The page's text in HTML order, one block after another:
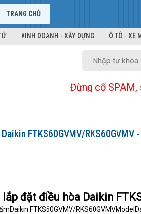
TRANG CHỦ
KINH DOANH - XÂY DỰNG Ô TÔ - XE
Đừng cố SPAM,
FTKS60GVMV/RKS60GVMV
lắp đặt điều hòa Daikin
FTKS60GVMV/